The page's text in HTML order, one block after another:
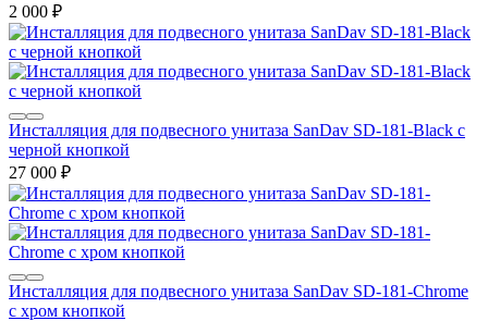
2 000 ₽
Инсталляция для подвесного унитаза SanDav SD-181-Black с
черной кнопкой
27 000 ₽
Инсталляция для подвесного унитаза SanDav SD-181-Chrome
с хром кнопкой